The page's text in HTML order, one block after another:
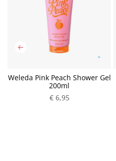
Weleda Pink Peach Shower Gel
200ml
€ 6,95